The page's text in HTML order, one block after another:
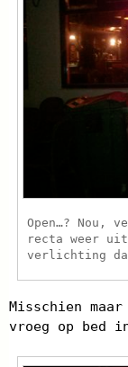
Open…? Nou,
recta weer
verlichting
Misschien
vroeg op bed